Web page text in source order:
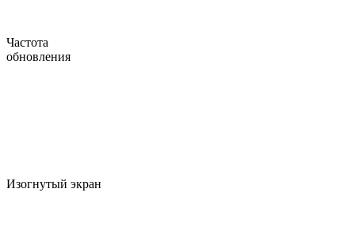
Частота
обновления
Изогнутый экран